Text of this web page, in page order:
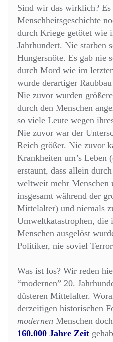
Sind wir das wirklich? Es
Menschheitsgeschichte
durch Kriege getötet wie
Jahrhundert. Nie starben
Hungersnöte. Es gab nie
durch Mord wie im
wurde derartiger
Nie zuvor wurden
durch den Menschen
so viele Leute wegen
Nie zuvor war der
Reich größer. Nie zuvor
Krankheiten um’s Leben
erstaunt, dass allein
weltweit mehr Menschen
insgesamt während der
Mittelalter) und niemals
Umweltkatastrophen, die
Menschen ausgelöst
Politiker, nie soviel
Was ist los? Wir reden
“modernen” 20.
düsteren Mittelalter.
derzeitigen historischen
modernen Menschen
160.000 Jahre Zeit